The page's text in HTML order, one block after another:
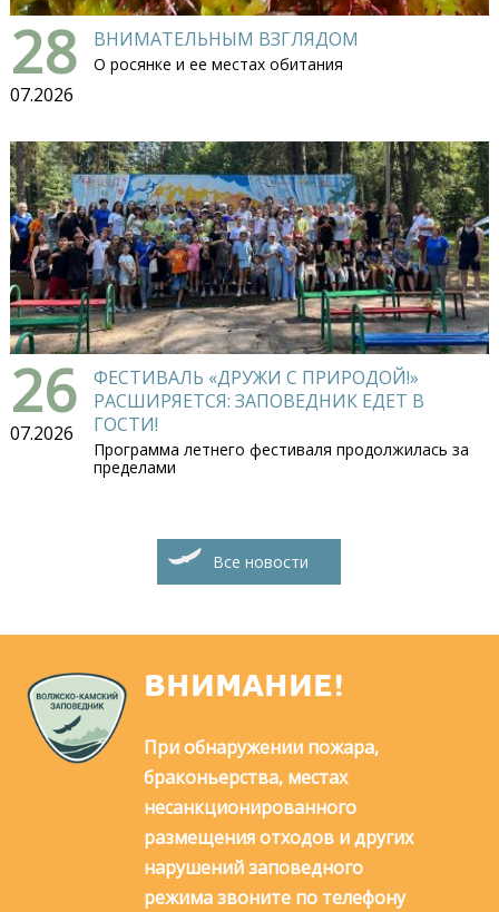
28
07.2026
ВНИМАТЕЛЬНЫМ ВЗГЛЯДОМ
О росянке и ее местах обитания
26
07.2026
ФЕСТИВАЛЬ «ДРУЖИ С ПРИРОДОЙ!»
РАСШИРЯЕТСЯ: ЗАПОВЕДНИК ЕДЕТ В
ГОСТИ!
Программа летнего фестиваля продолжилась за
пределами
Все новости
ВНИМАНИЕ!
При обнаружении пожара,
браконьерства, местах
несанкционированного
размещения отходов и других
нарушений заповедного
режима звоните по телефону